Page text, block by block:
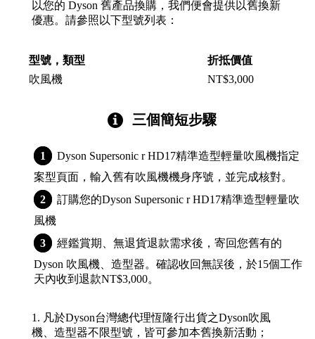
以您的 Dyson 舊產品換購，我們便會提供以舊換新
優惠。請參照以下型號列表：
型號，類型
折抵價值
吹風機
NT$3,000
三個簡短步驟
Dyson Supersonic r HD17精準造型輕量吹風機指定
案型頁面，輸入舊有吹風機機身序號，並完成核對。
訂購您的Dyson Supersonic r HD17精準造型輕量吹
風機
經鑑賞期、無退貨退款需求後，寄回您舊有的
Dyson 吹風機、造型器。確認收回無誤後，於15個工作
天內收到退款NT$3,000。
1. 凡於Dyson台灣總代理恆隆行出貨之Dyson吹風
機、造型器不限型號，皆可參加本舊換新活動；